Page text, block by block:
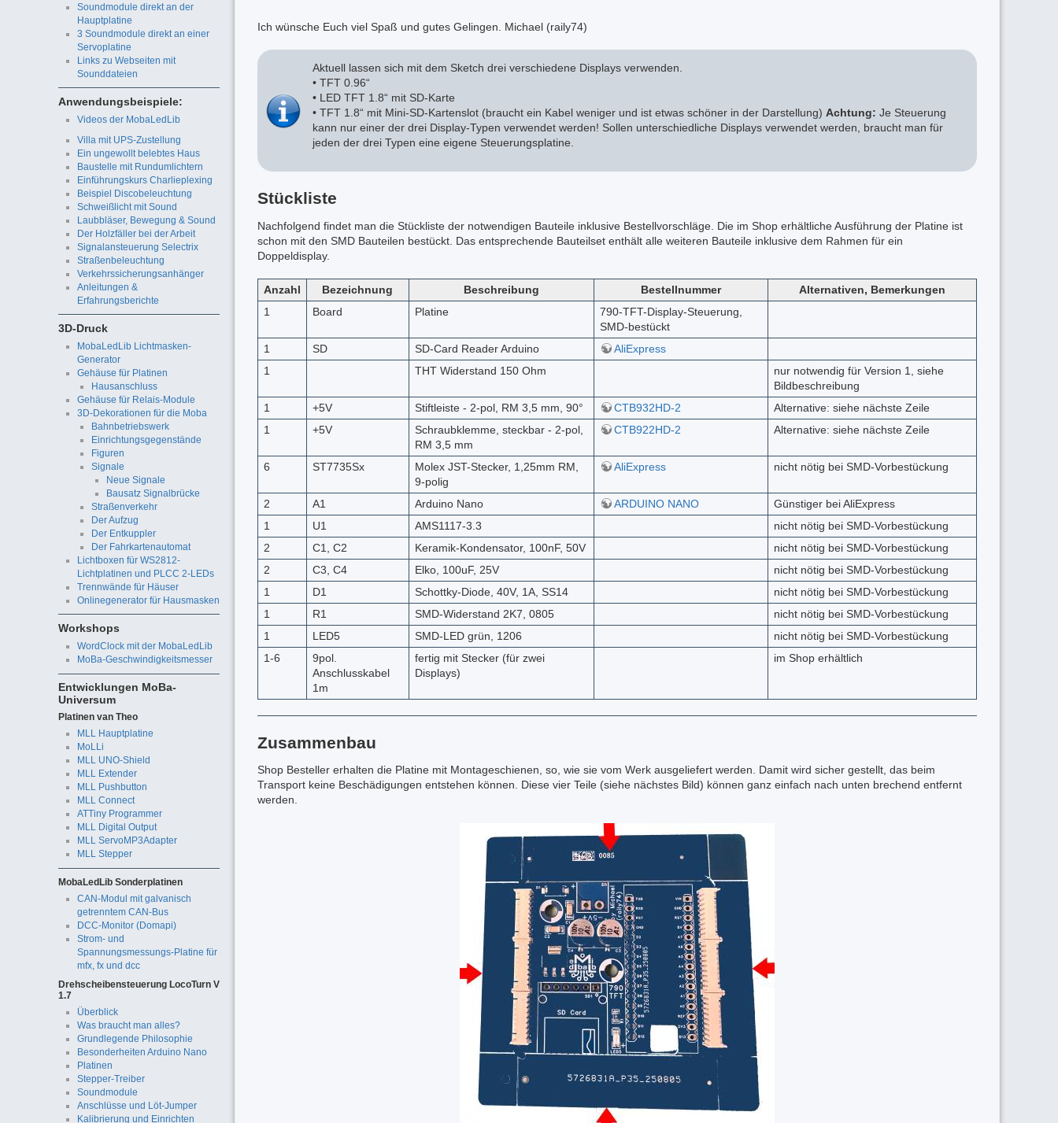
Soundmodule direkt an der
Hauptplatine
3 Soundmodule direkt an einer
Servoplatine
Links zu Webseiten mit
Sounddateien
Anwendungsbeispiele:
Videos der MobaLedLib
Villa mit UPS-Zustellung
Ein ungewollt belebtes Haus
Baustelle mit Rundumlichtern
Einführungskurs Charlieplexing
Beispiel Discobeleuchtung
Schweißlicht mit Sound
Laubbläser, Bewegung & Sound
Der Holzfäller bei der Arbeit
Signalansteuerung Selectrix
Straßenbeleuchtung
Verkehrssicherungsanhänger
Anleitungen &
Erfahrungsberichte
3D-Druck
MobaLedLib Lichtmasken-
Generator
Gehäuse für Platinen
Hausanschluss
Gehäuse für Relais-Module
3D-Dekorationen für die Moba
Bahnbetriebswerk
Einrichtungsgegenstände
Figuren
Signale
Neue Signale
Bausatz Signalbrücke
Straßenverkehr
Der Aufzug
Der Entkuppler
Der Fahrkartenautomat
Lichtboxen für WS2812-
Lichtplatinen und PLCC 2-LEDs
Trennwände für Häuser
Onlinegenerator für Hausmasken
Workshops
WordClock mit der MobaLedLib
MoBa-Geschwindigkeitsmesser
Entwicklungen MoBa-
Universum
Platinen van Theo
MLL Hauptplatine
MoLLi
MLL UNO-Shield
MLL Extender
MLL Pushbutton
MLL Connect
ATTiny Programmer
MLL Digital Output
MLL ServoMP3Adapter
MLL Stepper
MobaLedLib Sonderplatinen
CAN-Modul mit galvanisch
getrenntem CAN-Bus
DCC-Monitor (Domapi)
Strom- und
Spannungsmessungs-Platine für
mfx, fx und dcc
Drehscheibensteuerung LocoTurn V
1.7
Überblick
Was braucht man alles?
Grundlegende Philosophie
Besonderheiten Arduino Nano
Platinen
Stepper-Treiber
Soundmodule
Anschlüsse und Löt-Jumper
Kalibrierung und Einrichten
Ich wünsche Euch viel Spaß und gutes Gelingen. Michael (raily74)
Aktuell lassen sich mit dem Sketch drei verschiedene Displays verwenden.
• TFT 0.96“
• LED TFT 1.8“ mit SD-Karte
• TFT 1.8“ mit Mini-SD-Kartenslot (braucht ein Kabel weniger und ist etwas schöner in der Darstellung) Achtung: Je Steuerung
kann nur einer der drei Display-Typen verwendet werden! Sollen unterschiedliche Displays verwendet werden, braucht man für
jeden der drei Typen eine eigene Steuerungsplatine.
Stückliste
Nachfolgend findet man die Stückliste der notwendigen Bauteile inklusive Bestellvorschläge. Die im Shop erhältliche Ausführung der Platine ist
schon mit den SMD Bauteilen bestückt. Das entsprechende Bauteilset enthält alle weiteren Bauteile inklusive dem Rahmen für ein
Doppeldisplay.
Anzahl Bezeichnung Beschreibung Bestellnummer
Alternativen, Bemerkungen
1
Board Platine
790-TFT-Display-Steuerung,
SMD-bestückt
1
SD SD-Card Reader Arduino
AliExpress
1
THT Widerstand 150 Ohm
nur notwendig für Version 1, siehe
Bildbeschreibung
1
+5V Stiftleiste - 2-pol, RM 3,5 mm, 90° CTB932HD-2
Alternative: siehe nächste Zeile
1
+5V
Schraubklemme, steckbar - 2-pol,
RM 3,5 mm
CTB922HD-2 Alternative: siehe nächste Zeile
6 ST7735Sx
Molex JST-Stecker, 1,25mm RM,
9-polig
AliExpress nicht nötig bei SMD-Vorbestückung
2 A1 Arduino Nano ARDUINO NANO
Günstiger bei AliExpress
1
U1 AMS1117-3.3
nicht nötig bei SMD-Vorbestückung
2
C1, C2 Keramik-Kondensator, 100nF, 50V
nicht nötig bei SMD-Vorbestückung
2
C3, C4 Elko, 100uF, 25V
nicht nötig bei SMD-Vorbestückung
1
D1 Schottky-Diode, 40V, 1A, SS14
nicht nötig bei SMD-Vorbestückung
1
R1 SMD-Widerstand 2K7, 0805
nicht nötig bei SMD-Vorbestückung
1
LED5 SMD-LED grün, 1206
nicht nötig bei SMD-Vorbestückung
1-6
9pol.
Anschlusskabel
1m
fertig mit Stecker (für zwei
Displays)
im Shop erhältlich
Zusammenbau
Shop Besteller erhalten die Platine mit Montageschienen, so, wie sie vom Werk ausgeliefert werden. Damit wird sicher gestellt, das beim
Transport keine Beschädigungen entstehen können. Diese vier Teile (siehe nächstes Bild) können ganz einfach nach unten brechend entfernt
werden.